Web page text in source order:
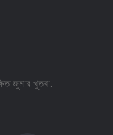
জুমার খুতবা.